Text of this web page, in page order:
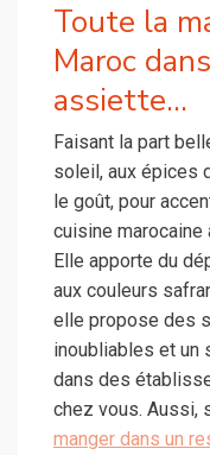
Toute la
Maroc
assiette…
Faisant la part
soleil, aux épices
le goût, pour
cuisine marocaine
Elle apporte du
aux couleurs
elle propose des
inoubliables et un
dans des
chez vous. Aussi,
manger dans un